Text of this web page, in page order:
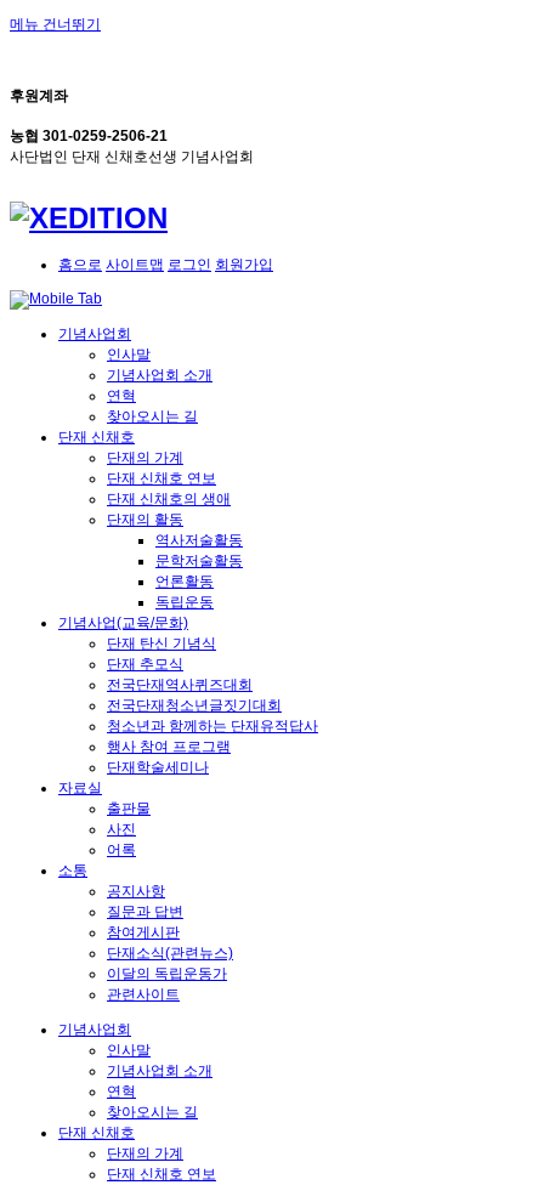
메뉴 건너뛰기
후원계좌
농협 301-0259-2506-21
사단법인 단재 신채호선생 기념사업회
홈으로 사이트맵 로그인 회원가입
기념사업회
인사말
기념사업회 소개
연혁
찾아오시는 길
단재 신채호
단재의 가계
단재 신채호 연보
단재 신채호의 생애
단재의 활동
역사저술활동
문학저술활동
언론활동
독립운동
기념사업(교육/문화)
단재 탄신 기념식
단재 추모식
전국단재역사퀴즈대회
전국단재청소년글짓기대회
청소년과 함께하는 단재유적답사
행사 참여 프로그램
단재학술세미나
자료실
출판물
사진
어록
소통
공지사항
질문과 답변
참여게시판
단재소식(관련뉴스)
이달의 독립운동가
관련사이트
기념사업회
인사말
기념사업회 소개
연혁
찾아오시는 길
단재 신채호
단재의 가계
단재 신채호 연보